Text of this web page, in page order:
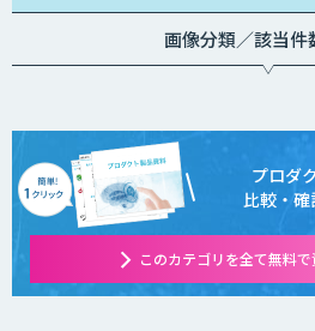
画像分類／該当
プロダ
比較・
このカテゴリを全て無料